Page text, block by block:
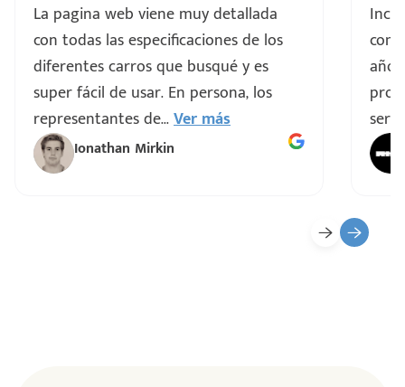
La pagina web viene muy detallada
con todas las especificaciones de los
diferentes carros que busqué y es
super fácil de usar. En persona, los
representantes de...Ver más
Ionathan Mirkin